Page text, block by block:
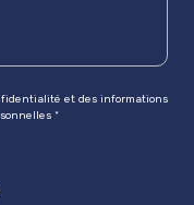
et des informations
*